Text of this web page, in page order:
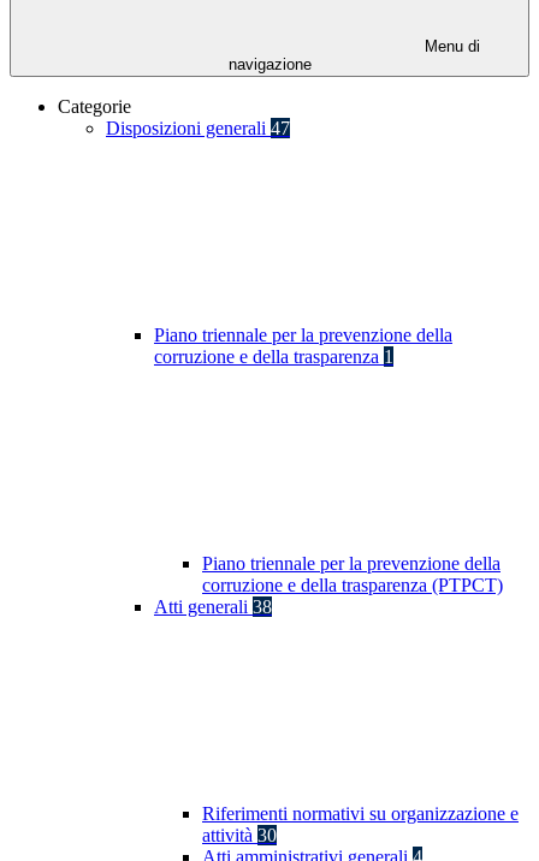
Menu di
navigazione
Categorie
Disposizioni generali 47
Piano triennale per la prevenzione della
corruzione e della trasparenza 1
Piano triennale per la prevenzione della
corruzione e della trasparenza (PTPCT)
Atti generali 38
Riferimenti normativi su organizzazione e
attività 30